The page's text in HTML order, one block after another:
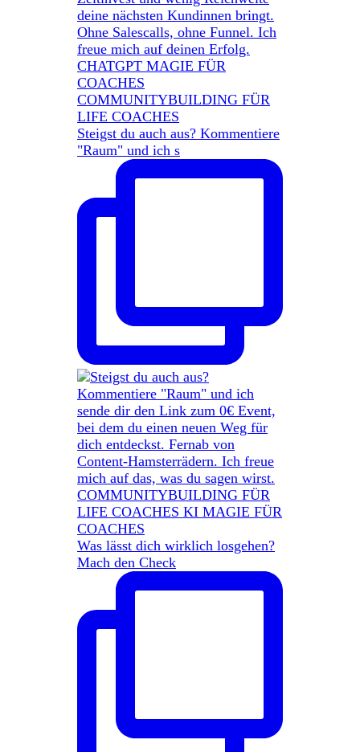
Steigst du auch aus? Kommentiere
"Raum" und ich s
Was lässt dich wirklich losgehen?
Mach den Check